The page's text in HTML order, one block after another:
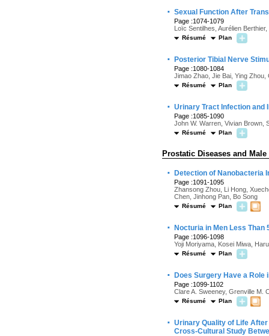
· Sexual Function After
Page :1074-1079
Loïc Sentilhes, Aurélien
Résumé Plan
· Posterior Tibial Nerve
Page :1080-1084
Jimao Zhao, Jie Bai, Ying Zhou,
Résumé Plan
· Urinary Tract Infection and
Page :1085-1090
John W. Warren, Vivian Brown,
Résumé Plan
Prostatic Diseases and
· Detection of Nanobacteria
Page :1091-1095
Zhansong Zhou, Li Hong,
Chen, Jinhong Pan, Bo Song
Résumé Plan
· Nocturia in Men Less
Page :1096-1098
Yoji Moriyama, Kosei Miwa,
Résumé Plan
· Does Surgery Have a
Page :1099-1102
Clare A. Sweeney, Grenville M.
Résumé Plan
· Urinary Quality of Life
Cross-Cultural Study